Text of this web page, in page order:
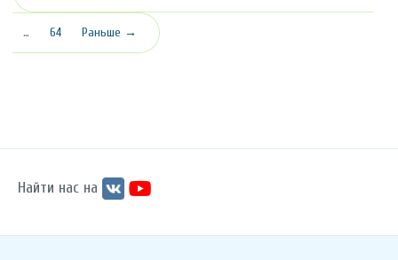
… 64 Раньше →
Найти нас на